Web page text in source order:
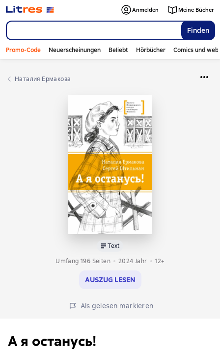
Finden
Anmelden Meine Bücher
Promo-Code Neuerscheinungen Beliebt Hörbücher Comics und
Наталия Ермакова
Text
Umfang 196 Seiten
2024 Jahr 12+
AUSZUG LESEN
Als gelesen markieren
А я останусь!